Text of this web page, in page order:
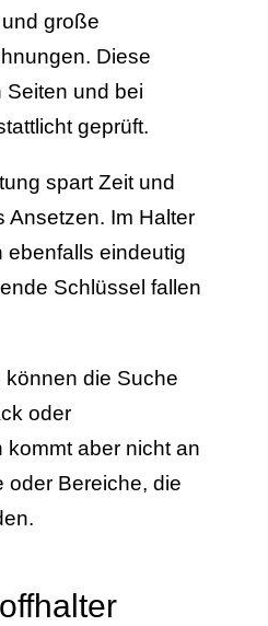
große
Diese
Seiten und bei
geprüft.
spart Zeit und
Ansetzen. Im Halter
ebenfalls eindeutig
Schlüssel fallen
die Suche
oder
aber nicht an
oder Bereiche, die